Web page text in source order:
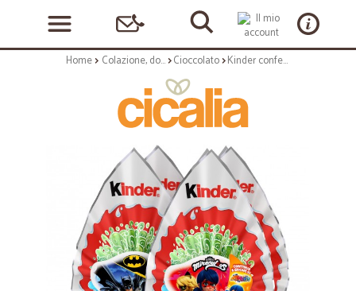
Home Colazione, dolciumi e snack Cioccolato Kinder confezione da 4 uova T 3 Miracolous (2) Batman (2) gr.150